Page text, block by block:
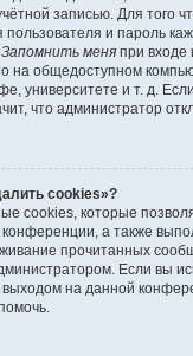
записью. Для того
пользователя и пароль
Запомнить меня при
на общедоступном
университете и т. д.
что администратор
cookies»?
cookies, которые
а также
прочитанных
Если вы
выходом на данной